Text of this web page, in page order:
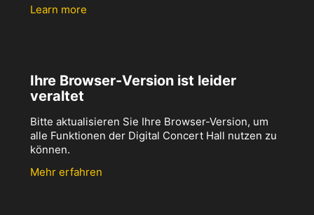
Learn more
Ihre Browser-Version ist leider
veraltet
Bitte aktualisieren Sie Ihre Browser-Version, um
alle Funktionen der Digital Concert Hall nutzen zu
können.
Mehr erfahren